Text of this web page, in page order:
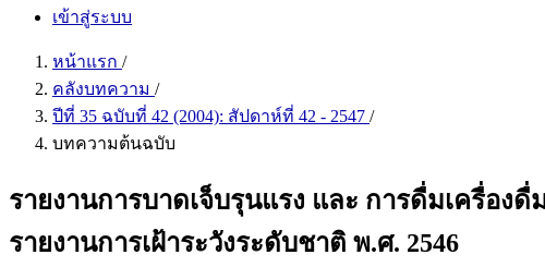
เข้าสู่ระบบ
หน้าแรก /
คลังบทความ /
ปีที่ 35 ฉบับที่ 42 (2004): สัปดาห์ที่ 42 - 2547 /
บทความต้นฉบับ
รายงานการบาดเจ็บรุนแรง และ การดื่มเครื่อ
รายงานการเฝ้าระวังระดับชาติ พ.ศ. 2546